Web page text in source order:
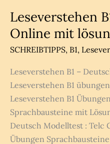
Reklamation
B2?
Leseverstehen
Online mit
SCHREIBTIPPS, B1,
Leseverstehen B1 –
Leseverstehen B1
Leseverstehen B1
Sprachbausteine mit
Deutsch Modelltest : Telc
Übungen